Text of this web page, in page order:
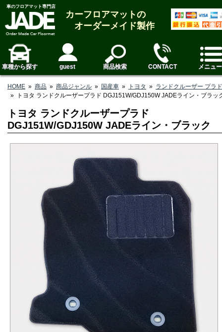
車のフロアマット専門店
カーフロアマットの
オーダーメイド製作
車種から探す guest 商品検索 CONTACT メニュー
HOME » 商品 » 商品ジャンル » 国産車 » トヨタ » ランドクルーザー プラド
»
トヨタ ランドクルーザープラド DGJ151W/GDJ150W JADEライン・ブラッ
トヨタ ランドクルーザープラド
DGJ151W/GDJ150W JADEライン・ブラック